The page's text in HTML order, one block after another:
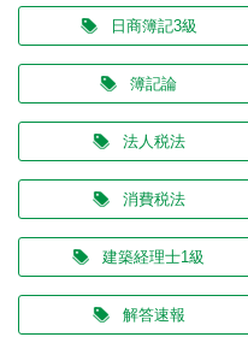
日商簿記3級
簿記論
法人税法
消費税法
建築経理士1級
解答速報